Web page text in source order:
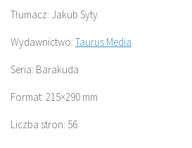
Tłumacz: Jakub Syty
Wydawnictwo: Taurus Media
Seria: Barakuda
Format: 215×290 mm
Liczba stron: 56